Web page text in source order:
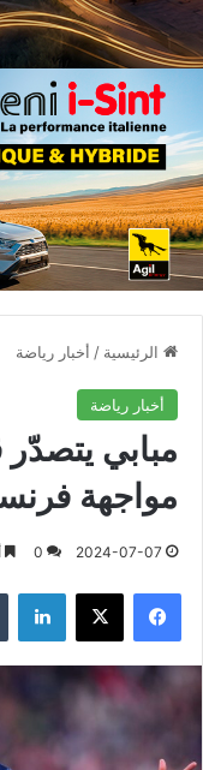
الرئيسية / أخبار رياضة
أخبار رياضة
مبابي يتصدّر
مواجهة
2024-07-07
0
فيسبوك X